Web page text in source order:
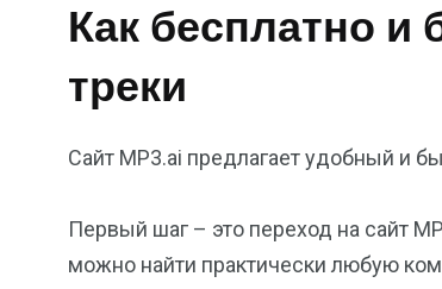
Как бесплатно и
треки
Сайт MP3.ai предлагает удобный и
Первый шаг – это переход на сайт
можно найти практически любую